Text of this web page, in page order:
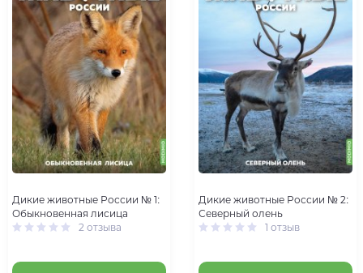
Дикие животные России № 1:
Обыкновенная лисица
2 отзыва
Дикие животные России № 2:
Северный олень
1 отзыв